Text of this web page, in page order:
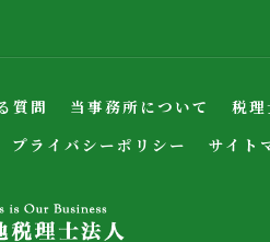
質問 当事務所について 税理
プライバシーポリシー サイト